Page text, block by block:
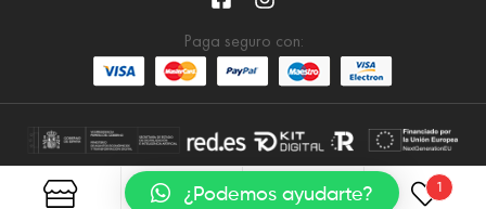
Paga seguro con:
1
¿Podemos ayudarte?